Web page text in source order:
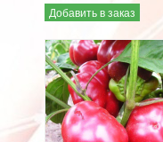
Добавить в заказ